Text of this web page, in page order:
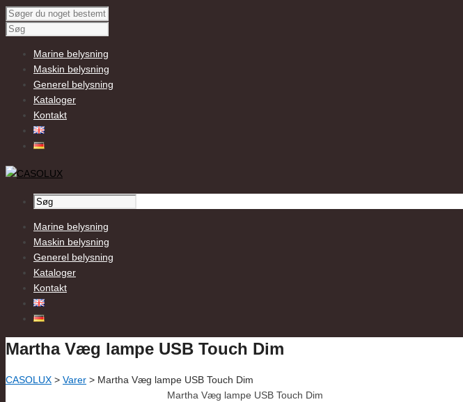
Marine belysning
Maskin belysning
Generel belysning
Kataloger
Kontakt
Marine belysning
Maskin belysning
Generel belysning
Kataloger
Kontakt
Martha Væg lampe USB Touch Dim
CASOLUX > Varer > Martha Væg lampe USB Touch Dim
Martha Væg lampe USB Touch Dim